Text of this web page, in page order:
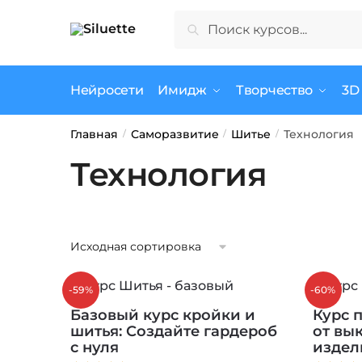
Поиск
Нейросети Имидж Творчество
Главная / Саморазвитие / Шитье / Технология
Технология
-59%
Базовый курс кройки и
шитья: Создайте гардероб
с нуля
-60%
Курс
от